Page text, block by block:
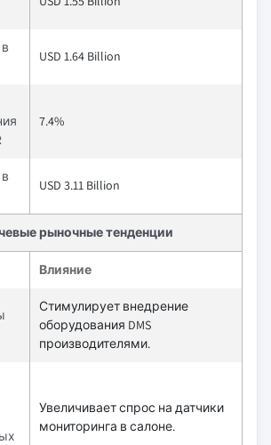
USD 1.64 Billion
7.4%
USD 3.11 Billion
рыночные тенденции
Влияние
Стимулирует внедрение
оборудования DMS
производителями.
Увеличивает спрос на датчики
мониторинга в салоне.